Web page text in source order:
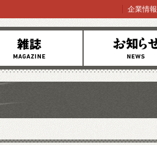
お知らせ
企業情報